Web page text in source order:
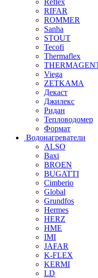
RIFAR
ROMMER
Sanha
STOUT
Tecofi
Thermaflex
Viega
ZETKAMA
Декаст
Джилекс
Ридан
Тепловодомер
Формат
Водонагреватели
ALSO
Baxi
BROEN
BUGATTI
Cimberio
Global
Grundfos
Hermes
HERZ
HME
IMI
JAFAR
K-FLEX
KERMI
LD